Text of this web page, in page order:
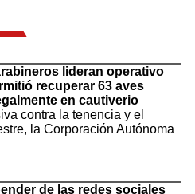
lideran operativo
recuperar 63 aves
en cautiverio
contra la tenencia y el
la Corporación Autónoma
de las redes sociales